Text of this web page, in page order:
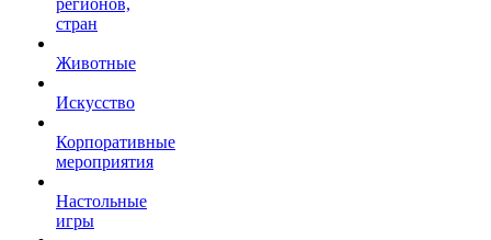
регионов,
стран
Животные
Искусство
Корпоративные
мероприятия
Настольные
игры